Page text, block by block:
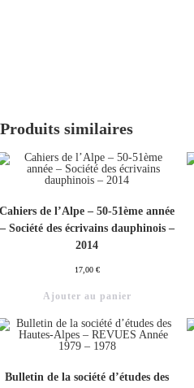
Produits similaires
Cahiers de l’Alpe – 50-51ème année
– Société des écrivains dauphinois –
2014
17,00 €
Ajouter au panier
Bulletin de la société d’études des